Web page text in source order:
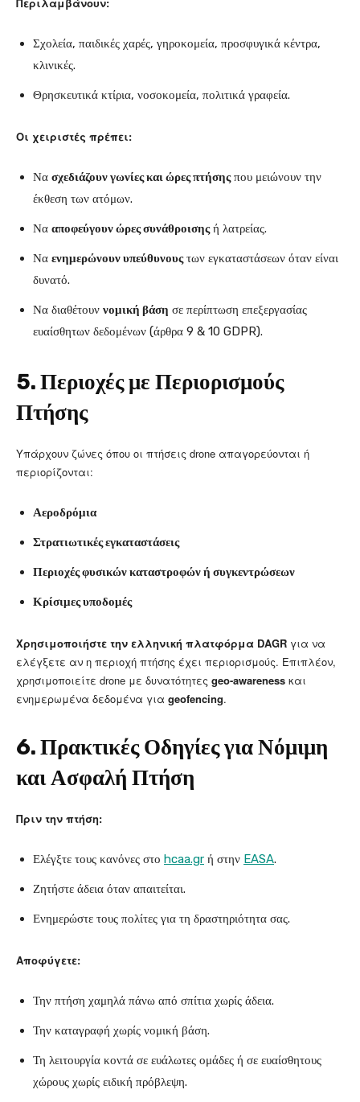
Περιλαμβάνουν:
Σχολεία, παιδικές χαρές, γηροκομεία, προσφυγικά κέντρα,
κλινικές.
Θρησκευτικά κτίρια, νοσοκομεία, πολιτικά γραφεία.
Οι χειριστές πρέπει:
Να σχεδιάζουν γωνίες και ώρες πτήσηςπου μειώνουν την
έκθεση των ατόμων.
Να αποφεύγουν ώρες συνάθροισηςή λατρείας.
Να ενημερώνουν υπεύθυνουςτων εγκαταστάσεων όταν είναι
δυνατό.
Να διαθέτουν νομική βάση σε περίπτωση επεξεργασίας
ευαίσθητων δεδομένων (άρθρα 9 & 10 GDPR).
5. Περιοχές με Περιορισμούς
Πτήσης
Υπάρχουν ζώνες όπου οι πτήσεις drone απαγορεύονται ή
περιορίζονται:
Αεροδρόμια
Στρατιωτικές εγκαταστάσεις
Περιοχές φυσικών καταστροφών ή συγκεντρώσεων
Κρίσιμες υποδομές
Χρησιμοποιήστε την ελληνική πλατφόρμα DAGR για να
ελέγξετε αν η περιοχή πτήσης έχει περιορισμούς. Επιπλέον,
χρησιμοποιείτε drone με δυνατότητες geo-awareness και
ενημερωμένα δεδομένα για geofencing.
6. Πρακτικές Οδηγίες για Νόμιμη
και Ασφαλή Πτήση
Πριν την πτήση:
Ελέγξτε τους κανόνες στο hcaa.gr ή στην EASA.
Ζητήστε άδεια όταν απαιτείται.
Ενημερώστε τους πολίτες για τη δραστηριότητα σας.
Αποφύγετε:
Την πτήση χαμηλά πάνω από σπίτια χωρίς άδεια.
Την καταγραφή χωρίς νομική βάση.
Τη λειτουργία κοντά σε ευάλωτες ομάδες ή σε ευαίσθητους
χώρους χωρίς ειδική πρόβλεψη.